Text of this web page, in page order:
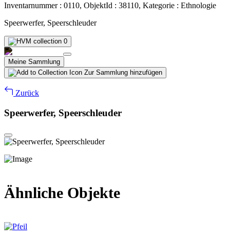
Inventarnummer : 0110, ObjektId : 38110, Kategorie : Ethnologie
Speerwerfer, Speerschleuder
0
Meine Sammlung
Zur Sammlung hinzufügen
Zurück
Speerwerfer, Speerschleuder
Ähnliche Objekte